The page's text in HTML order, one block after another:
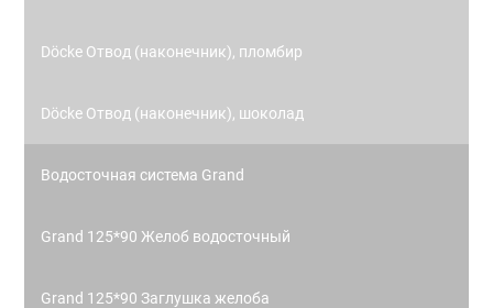
Döcke Отвод (наконечник), пломбир
Döcke Отвод (наконечник), шоколад
Водосточная система Grand
Grand 125*90 Желоб водосточный
Grand 125*90 Заглушка желоба